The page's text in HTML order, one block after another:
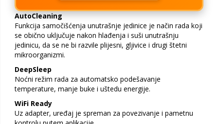
AutoCleaning
Funkcija samočišćenja unutrašnje jedinice je način rada koji
se obično uključuje nakon hlađenja i suši unutrašnju
jedinicu, da se ne bi razvile plijesni, gljivice i drugi štetni
mikroorganizmi.
DeepSleep
Noćni režim rada za automatsko podešavanje
temperature, manje buke i uštedu energije.
WiFi Ready
Uz adapter, uređaj je spreman za povezivanje i pametnu